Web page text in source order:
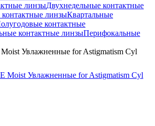
линзыДвухнедельные контактные
линзыКвартальные
контактные
контактные линзыПерифокальные
Увлажненные for Astigmatism Cyl